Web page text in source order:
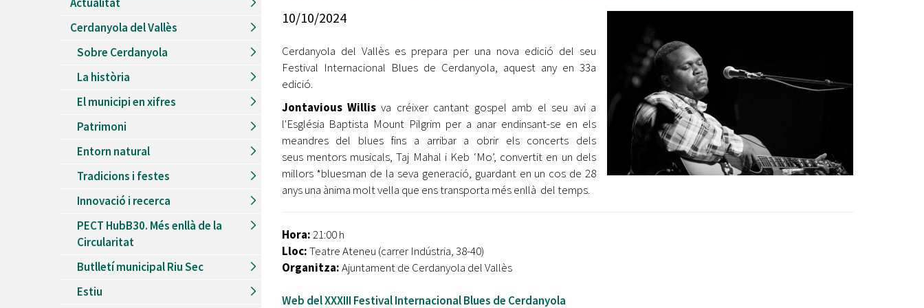
Recursos Humans
Retiment de Comptes
Accés a Informació Pública
Dades Obertes
Catàleg de Serveis i Tràmits
Del26/06/2026al30/08/2026
Patis oberts temporada d'estiu
Piscines d'estiu a Cerdanyola
Del01/06/2026al30/09/2026
Refugis climàtics a Cerdanyola
Jocs d'aigua del Parc Cordelles
Del01/07/2024al31/08/2026
Decorem! Conte 'La truita de nabius'
jove 2026
Cerdanyola opta a més de 5 milions d'euros del Pla de
Barris per transformar les Fontetes, Quatre Cantons i
El FIT presenta el cartell de la seva 16a edició i dona el
tret de sortida al festival
L’Ajuntament reparteix ulleres gratuïtes per veure
l'eclipsi solar
Entitats
Equipaments
Mercats Municipals
Webs Municipals
Cerdanyola del Vallès
Sobre Cerdanyola
La història
El municipi en xifres
Patrimoni
Entorn natural
Tradicions i festes
Innovació i recerca
PECT HubB30. Més enllà de la
Circularitat
Butlletí municipal Riu Sec
Estiu
10/10/2024
Cerdanyola del Vallès es prepara per una nova edició del seu
Festival Internacional Blues de Cerdanyola, aquest any en 33a
edició.
Jontavious Willisva créixer cantant gospel amb el seu avi a
l'Església Baptista Mount Pilgrim per a anar endinsant-se en els
meandres del blues fins a arribar a obrir els concerts dels
seus mentors musicals, Taj Mahal i Keb ‘Mo’, convertit en un dels
millors *bluesman de la seva generació, guardant en un cos de 28
anys una ànima molt vella que ens transporta més enllà del temps.
Hora:21:00 h
Lloc:Teatre Ateneu (carrer Indústria, 38-40)
Organitza:Ajuntament de Cerdanyola del Vallès
Web del XXXIII Festival Internacional Blues de Cerdanyola